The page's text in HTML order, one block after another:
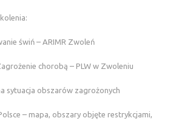
świń – ARIMR Zwoleń
chorobą – PLW w Zwoleniu
sytuacja obszarów zagrożonych
– mapa, obszary objęte restrykcjami,